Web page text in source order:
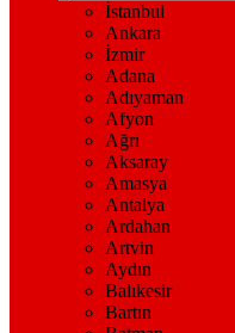
İstanbul
Ankara
İzmir
Adana
Adıyaman
Afyon
Ağrı
Aksaray
Amasya
Antalya
Ardahan
Artvin
Aydın
Balıkesir
Bartın